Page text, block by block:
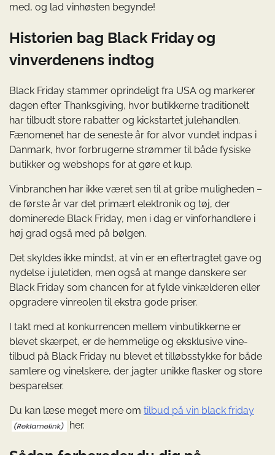
med, og lad vinhøsten begynde!
Historien bag Black Friday og
vinverdenens indtog
Black Friday stammer oprindeligt fra USA og markerer
dagen efter Thanksgiving, hvor butikkerne traditionelt
har tilbudt store rabatter og kickstartet julehandlen.
Fænomenet har de seneste år for alvor vundet indpas i
Danmark, hvor forbrugerne strømmer til både fysiske
butikker og webshops for at gøre et kup.
Vinbranchen har ikke været sen til at gribe muligheden –
de første år var det primært elektronik og tøj, der
dominerede Black Friday, men i dag er vinforhandlere i
høj grad også med på bølgen.
Det skyldes ikke mindst, at vin er en eftertragtet gave og
nydelse i juletiden, men også at mange danskere ser
Black Friday som chancen for at fylde vinkælderen eller
opgradere vinreolen til ekstra gode priser.
I takt med at konkurrencen mellem vinbutikkerne er
blevet skærpet, er de hemmelige og eksklusive vine-
tilbud på Black Friday nu blevet et tilløbsstykke for både
samlere og vinelskere, der jagter unikke flasker og store
besparelser.
Du kan læse meget mere om tilbud på vin black friday
her.